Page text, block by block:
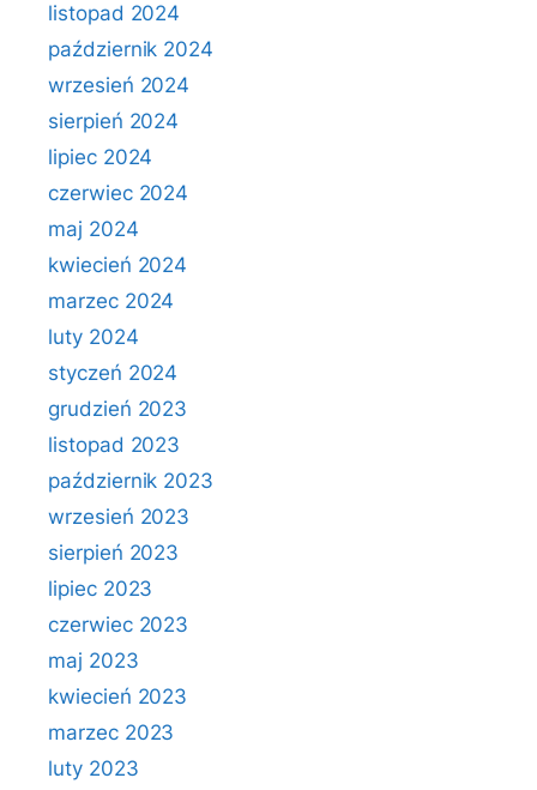
listopad 2024
październik 2024
wrzesień 2024
sierpień 2024
lipiec 2024
czerwiec 2024
maj 2024
kwiecień 2024
marzec 2024
luty 2024
styczeń 2024
grudzień 2023
listopad 2023
październik 2023
wrzesień 2023
sierpień 2023
lipiec 2023
czerwiec 2023
maj 2023
kwiecień 2023
marzec 2023
luty 2023